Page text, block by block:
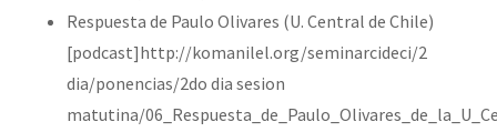
Respuesta de Paulo Olivares (U. Central de Chile)
[podcast]http://komanilel.org/seminarcideci/2
dia/ponencias/2do dia sesion
matutina/